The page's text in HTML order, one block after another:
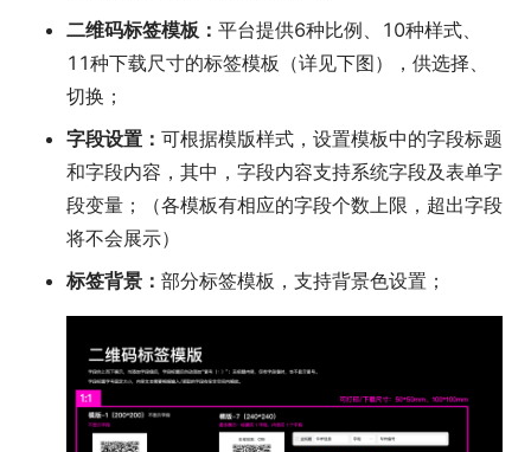
二维码标签模板： 平台提供6种比例、10种样式、
11种下载尺寸的标签模板（详见下图），供选择、
切换；
字段设置： 可根据模版样式，设置模板中的字段标题
和字段内容，其中，字段内容支持系统字段及表单字
段变量；（各模板有相应的字段个数上限，超出字段
将不会展示）
标签背景： 部分标签模板，支持背景色设置；